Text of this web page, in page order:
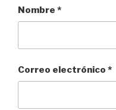
Nombre *
Correo electrónico *